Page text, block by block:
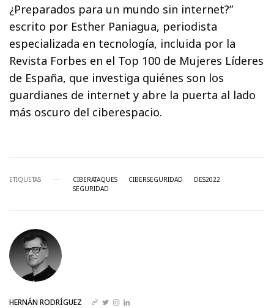
¿Preparados para un mundo sin internet?”
escrito por Esther Paniagua, periodista
especializada en tecnología, incluida por la
Revista Forbes en el Top 100 de Mujeres Líderes
de España, que investiga quiénes son los
guardianes de internet y abre la puerta al lado
más oscuro del ciberespacio.
ETIQUETAS CIBERATAQUES CIBERSEGURIDAD
DES2022
SEGURIDAD
HERNÁN RODRÍGUEZ